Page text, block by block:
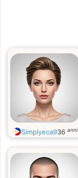
Simplyeca936 anni